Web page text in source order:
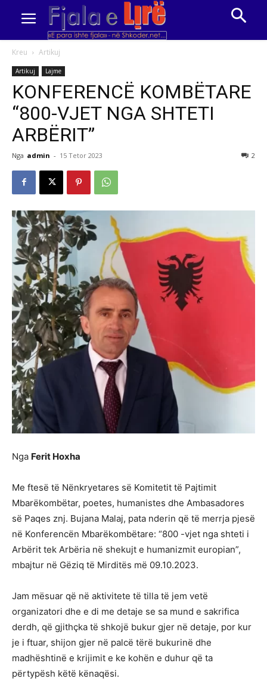
Kreu Artikuj
Artikuj Lajme
KONFERENCË KOMBËTARE
“800-VJET NGA SHTETI
ARBËRIT”
Nga admin - 15 Tetor 2023 2
Nga Ferit Hoxha
Me ftesë të Nënkryetares së Komitetit të Pajtimit
Mbarëkombëtar, poetes, humanistes dhe Ambasadores
së Paqes znj. Bujana Malaj, pata nderin që të merrja pjesë
në Konferencën Mbarëkombëtare: “800 -vjet nga shteti i
Arbërit tek Arbëria në shekujt e humanizmit europian”,
mbajtur në Gëziq të Mirditës më 09.10.2023.
Jam mësuar që në aktivitete të tilla të jem vetë
organizatori dhe e di me detaje se sa mund e sakrifica
derdh, që gjithçka të shkojë bukur gjer në detaje, por kur
je i ftuar, shijon gjer në palcë tërë bukurinë dhe
madhështinë e krijimit e ke kohën e duhur që ta
përtypësh këtë kënaqësi.